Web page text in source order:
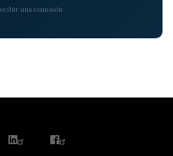
una comisión
linkedinfacebook